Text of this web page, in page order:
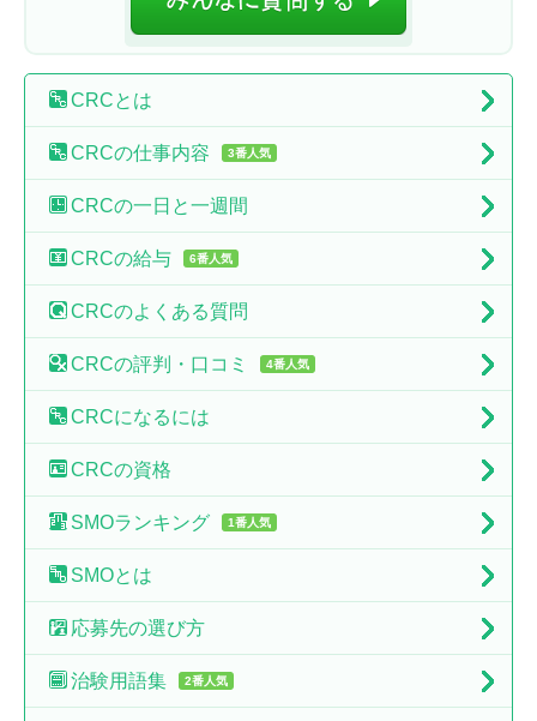
CRCとは
CRCの仕事内容 3番人気
CRCの一日と一週間
CRCの給与 6番人気
CRCのよくある質問
CRCの評判・口コミ 4番人気
CRCになるには
CRCの資格
SMOランキング 1番人気
SMOとは
応募先の選び方
治験用語集 2番人気